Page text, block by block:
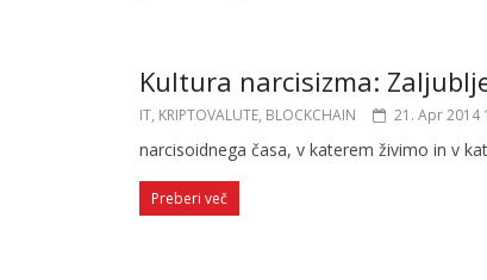
Kultura narcisizma:
IT, KRIPTOVALUTE, BLOCKCHAIN 21. Apr 2014
narcisoidnega časa, v katerem živimo in v
Preberi več